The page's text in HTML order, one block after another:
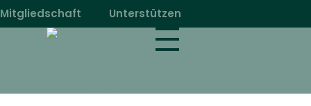
Mitgliedschaft Unterstützen